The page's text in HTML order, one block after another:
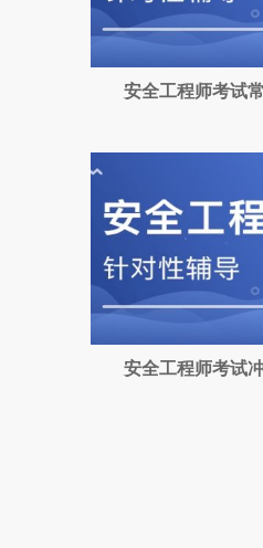
安全工程师考试
安全工程师考试